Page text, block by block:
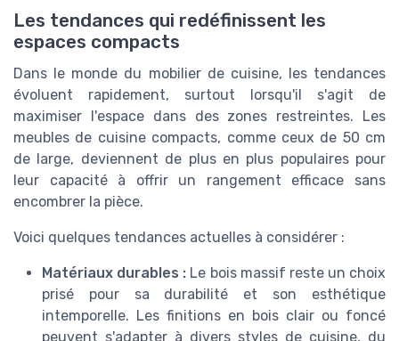
Les tendances qui redéfinissent les
espaces compacts
Dans le monde du mobilier de cuisine, les tendances
évoluent rapidement, surtout lorsqu'il s'agit de
maximiser l'espace dans des zones restreintes. Les
meubles de cuisine compacts, comme ceux de 50 cm
de large, deviennent de plus en plus populaires pour
leur capacité à offrir un rangement efficace sans
encombrer la pièce.
Voici quelques tendances actuelles à considérer :
Matériaux durables : Le bois massif reste un choix
prisé pour sa durabilité et son esthétique
intemporelle. Les finitions en bois clair ou foncé
peuvent s'adapter à divers styles de cuisine, du